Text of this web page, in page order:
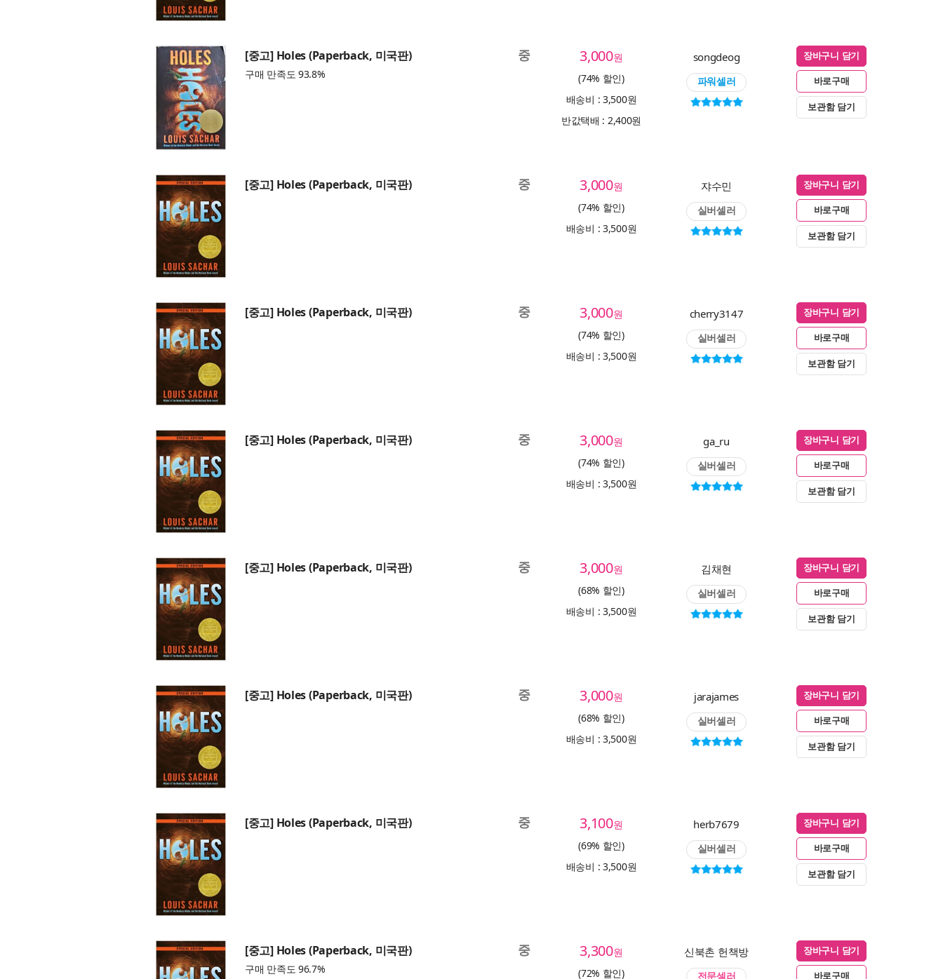
[중고] Holes (Paperback, 미국판)
구매 만족도 93.8%
중 3,000원
(74% 할인)
배송비 : 3,500원
반값택배 : 2,400원
songdeog
파워셀러
장바구니 담기
바로구매
보관함 담기
[중고] Holes (Paperback, 미국판) 중 3,000원
(74% 할인)
배송비 : 3,500원
쟈수민
실버셀러
장바구니 담기
바로구매
보관함 담기
[중고] Holes (Paperback, 미국판) 중 3,000원
(74% 할인)
배송비 : 3,500원
cherry3147
실버셀러
장바구니 담기
바로구매
보관함 담기
[중고] Holes (Paperback, 미국판) 중 3,000원
(74% 할인)
배송비 : 3,500원
ga_ru
실버셀러
장바구니 담기
바로구매
보관함 담기
[중고] Holes (Paperback, 미국판) 중 3,000원
(68% 할인)
배송비 : 3,500원
김채현
실버셀러
장바구니 담기
바로구매
보관함 담기
[중고] Holes (Paperback, 미국판) 중 3,000원
(68% 할인)
배송비 : 3,500원
jarajames
실버셀러
장바구니 담기
바로구매
보관함 담기
[중고] Holes (Paperback, 미국판) 중 3,100원
(69% 할인)
배송비 : 3,500원
herb7679
실버셀러
장바구니 담기
바로구매
보관함 담기
[중고] Holes (Paperback, 미국판)
구매 만족도 96.7%
중 3,300원
(72% 할인)
신북촌 헌책방
전문셀러
장바구니 담기
바로구매